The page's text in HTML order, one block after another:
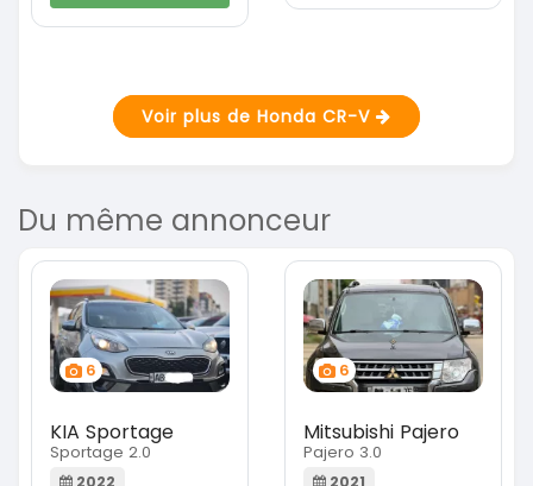
Voir plus de Honda CR-V
Du même annonceur
6
KIA Sportage
Sportage 2.0
2022
6
Mitsubishi Pajero
Pajero 3.0
2021